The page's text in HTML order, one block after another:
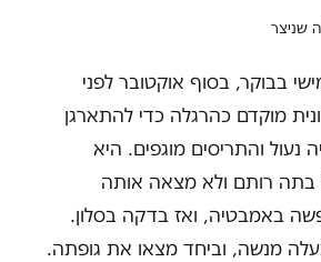
שניצר
בבוקר, בסוף אוקטובר לפני
מוקדם כהרגלה כדי להתארגן
נעול והתריסים מוגפים. היא
בתה רותם ולא מצאה אותה
באמבטיה, ואז בדקה בסלון.
מנשה, וביחד מצאו את גופתה.